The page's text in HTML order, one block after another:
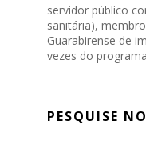
servidor público
sanitária),
Guarabirense de
vezes do
PESQUISE